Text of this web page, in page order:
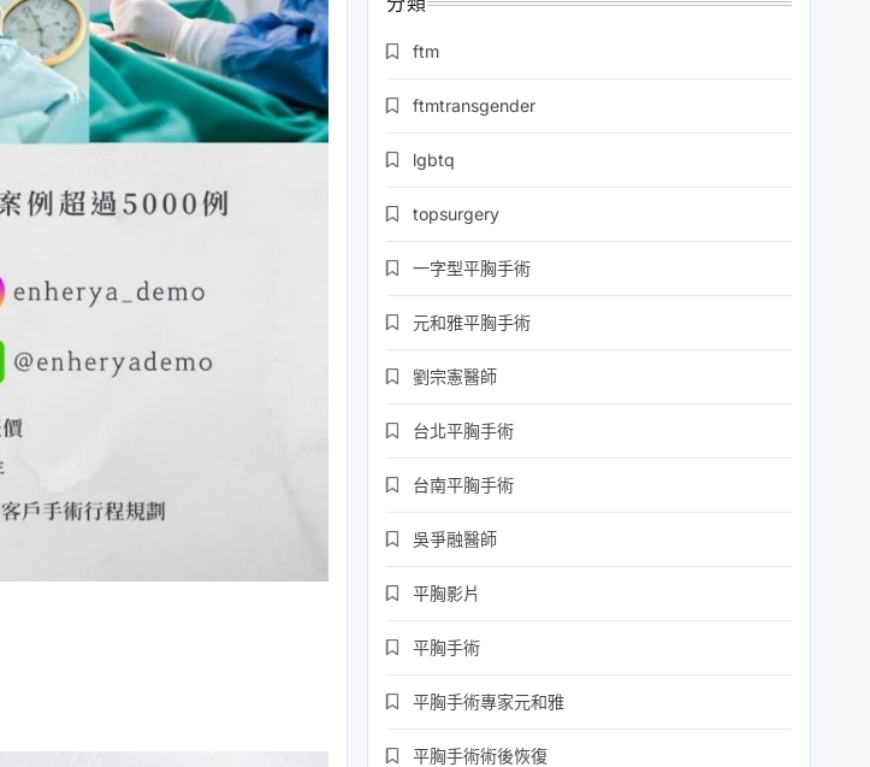
分類
ftm
ftmtransgender
lgbtq
topsurgery
一字型平胸手術
元和雅平胸手術
劉宗憲醫師
台北平胸手術
台南平胸手術
吳爭融醫師
平胸影片
平胸手術
平胸手術專家元和雅
平胸手術術後恢復